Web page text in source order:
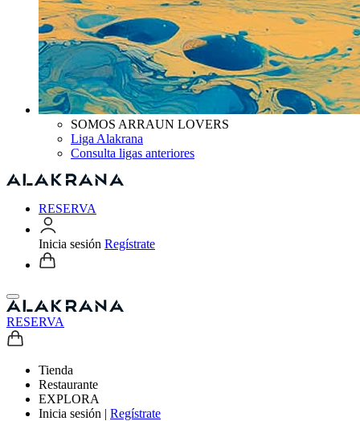
SOMOS ARRAUN LOVERS
Liga Alakrana
Consulta ligas anteriores
RESERVA
Inicia sesión Regístrate
RESERVA
Tienda
Restaurante
EXPLORA
Inicia sesión | Regístrate